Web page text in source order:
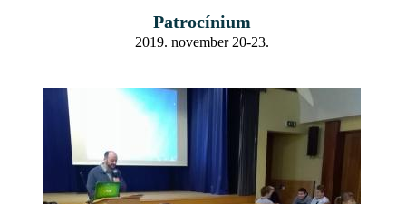
Patrocínium
2019. november 20-23.